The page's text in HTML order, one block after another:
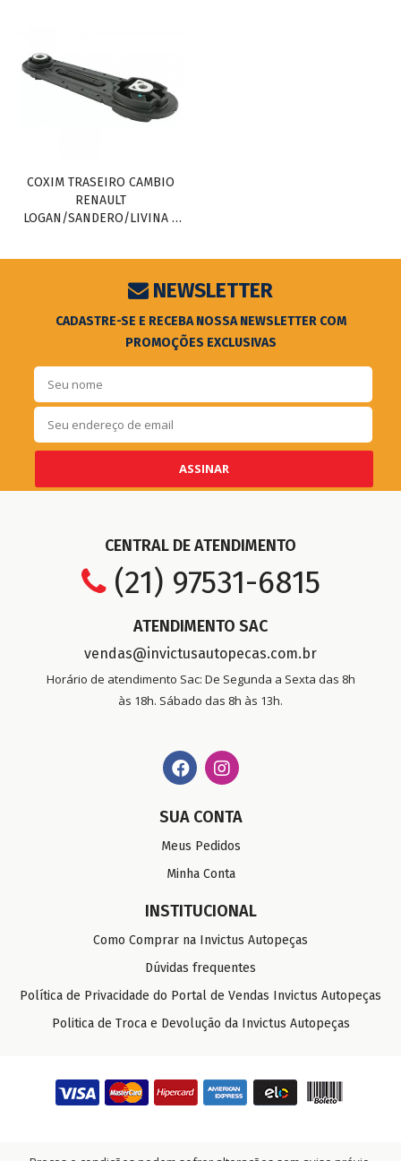
COXIM TRASEIRO CAMBIO
RENAULT
LOGAN/SANDERO/LIVINA -
NEWSLETTER
CADASTRE-SE E RECEBA NOSSA NEWSLETTER COM
PROMOÇÕES EXCLUSIVAS
ASSINAR
CENTRAL DE ATENDIMENTO
(21) 97531-6815
ATENDIMENTO SAC
vendas@invictusautopecas.com.br
Horário de atendimento Sac: De Segunda a Sexta das 8h
às 18h. Sábado das 8h às 13h.
SUA CONTA
Meus Pedidos
Minha Conta
INSTITUCIONAL
Como Comprar na Invictus Autopeças
Dúvidas frequentes
Política de Privacidade do Portal de Vendas Invictus Autopeças
Politica de Troca e Devolução da Invictus Autopeças